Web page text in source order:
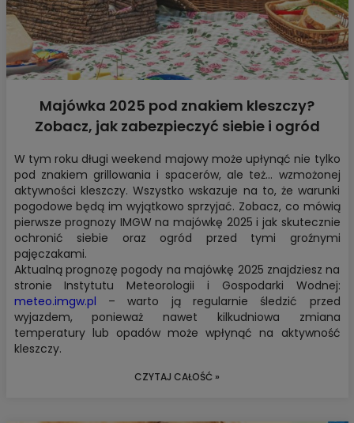
Majówka 2025 pod znakiem kleszczy?
Zobacz, jak zabezpieczyć siebie i ogród
W tym roku długi weekend majowy może upłynąć nie tylko
pod znakiem grillowania i spacerów, ale też… wzmożonej
aktywności kleszczy. Wszystko wskazuje na to, że warunki
pogodowe będą im wyjątkowo sprzyjać. Zobacz, co mówią
pierwsze prognozy IMGW na majówkę 2025 i jak skutecznie
ochronić siebie oraz ogród przed tymi groźnymi
pajęczakami.
Aktualną prognozę pogody na majówkę 2025 znajdziesz na
stronie Instytutu Meteorologii i Gospodarki Wodnej:
meteo.imgw.pl – warto ją regularnie śledzić przed
wyjazdem, ponieważ nawet kilkudniowa zmiana
temperatury lub opadów może wpłynąć na aktywność
kleszczy.
CZYTAJ CAŁOŚĆ »